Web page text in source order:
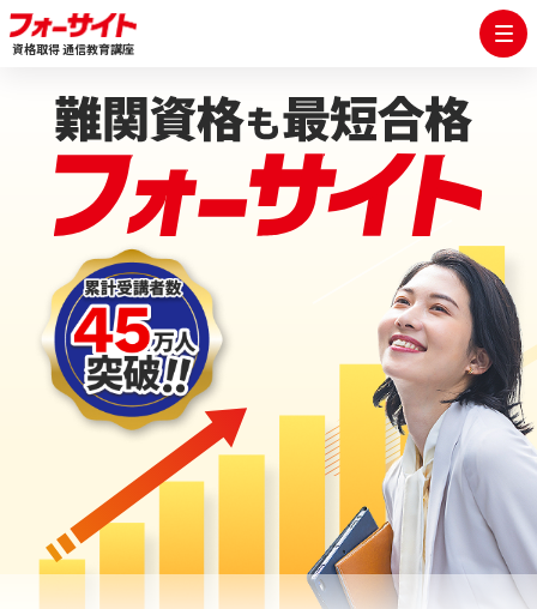
資格取得 通信教育講座